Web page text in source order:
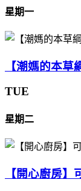
星期一
【潮媽的本草
TUE
星期二
【開心廚房